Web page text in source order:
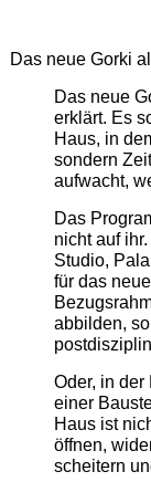
Das neue Gorki
Das neue
erklärt. Es
Haus, in
sondern
aufwacht,
Das
nicht auf
Studio,
für das
abbilden,
Oder, in der
einer
Haus ist
öffnen,
scheitern